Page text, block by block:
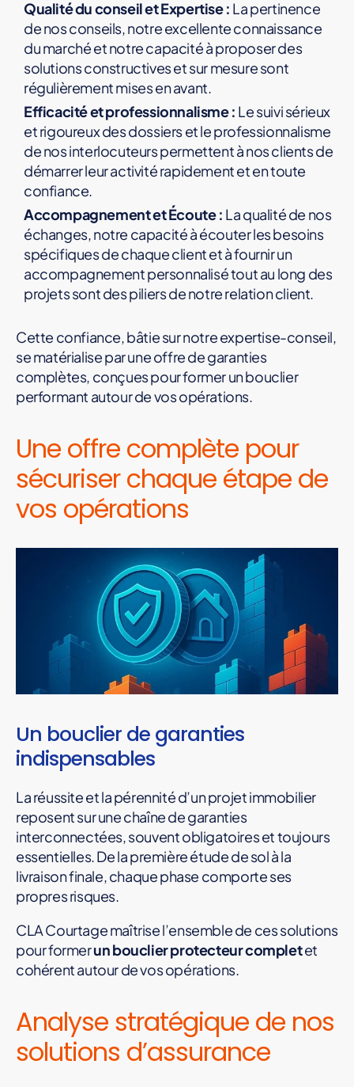
Qualité du conseil et Expertise : La pertinence
de nos conseils, notre excellente connaissance
du marché et notre capacité à proposer des
solutions constructives et sur mesure sont
régulièrement mises en avant.
Efficacité et professionnalisme : Le suivi sérieux
et rigoureux des dossiers et le professionnalisme
de nos interlocuteurs permettent à nos clients de
démarrer leur activité rapidement et en toute
confiance.
Accompagnement et Écoute : La qualité de nos
échanges, notre capacité à écouter les besoins
spécifiques de chaque client et à fournir un
accompagnement personnalisé tout au long des
projets sont des piliers de notre relation client.
Cette confiance, bâtie sur notre expertise-conseil,
se matérialise par une offre de garanties
complètes, conçues pour former un bouclier
performant autour de vos opérations.
Une offre complète pour
sécuriser chaque étape de
vos opérations
Un bouclier de garanties
indispensables
La réussite et la pérennité d’un projet immobilier
reposent sur une chaîne de garanties
interconnectées, souvent obligatoires et toujours
essentielles. De la première étude de sol à la
livraison finale, chaque phase comporte ses
propres risques.
CLA Courtage maîtrise l’ensemble de ces solutions
pour formerun bouclier protecteur completet
cohérent autour de vos opérations.
Analyse stratégique de nos
solutions d’assurance